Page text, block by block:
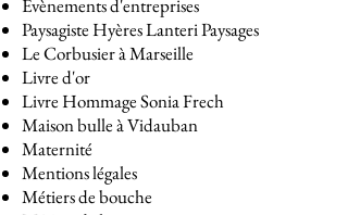
Evènements d'entreprises
Paysagiste Hyères Lanteri Paysages
Le Corbusier à Marseille
Livre d'or
Livre Hommage Sonia Frech
Maison bulle à Vidauban
Maternité
Mentions légales
Métiers de bouche